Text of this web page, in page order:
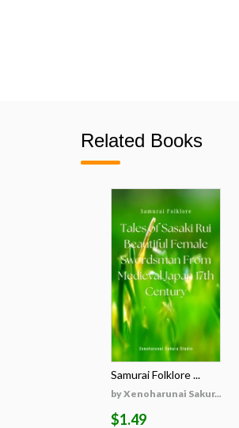
Related Books
Samurai Folklore ...
by Xenoharunai Sakur...
$1.49